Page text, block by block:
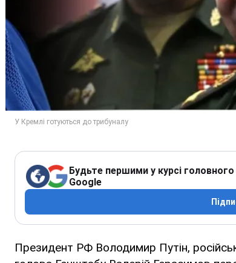
Будьте першими у курсі
Google
Президент РФ Володимир Путін,